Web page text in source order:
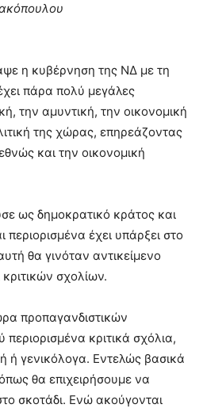
η κυβέρνηση της ΝΔ με τη
πάρα πολύ μεγάλες
την αμυντική, την οικονομική
της χώρας, επηρεάζοντας
και την οικονομική
ως δημοκρατικό κράτος και
έχει υπάρξει στο
θα γινόταν αντικείμενο
σχολίων.
προπαγανδιστικών
κριτικά σχόλια,
ή γενικόλογα. Εντελώς βασικά
θα επιχειρήσουμε να
σκοτάδι. Ενώ ακούγονται